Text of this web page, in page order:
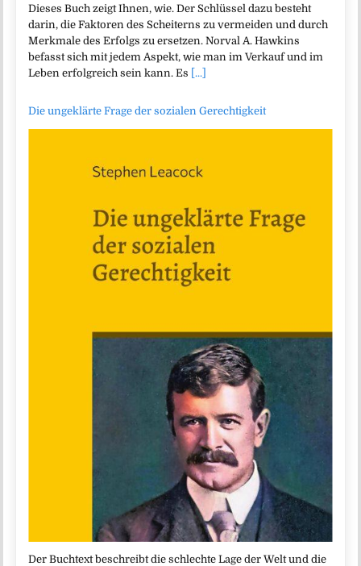
Dieses Buch zeigt Ihnen, wie. Der Schlüssel dazu besteht
darin, die Faktoren des Scheiterns zu vermeiden und durch
Merkmale des Erfolgs zu ersetzen. Norval A. Hawkins
befasst sich mit jedem Aspekt, wie man im Verkauf und im
Leben erfolgreich sein kann. Es [...]
Die ungeklärte Frage der sozialen Gerechtigkeit
Der Buchtext beschreibt die schlechte Lage der Welt und die